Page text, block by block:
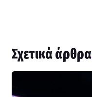
Σχετικά άρθρα